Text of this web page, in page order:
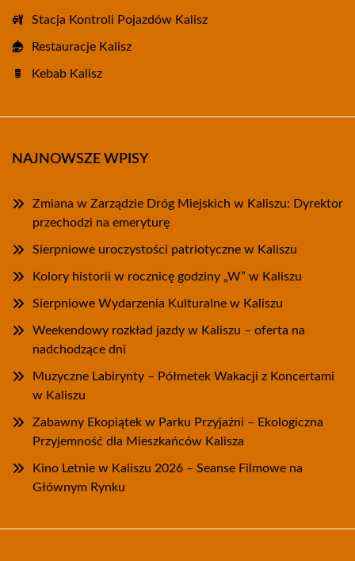
Stacja Kontroli Pojazdów Kalisz
Restauracje Kalisz
Kebab Kalisz
NAJNOWSZE WPISY
Zmiana w Zarządzie Dróg Miejskich w Kaliszu: Dyrektor
przechodzi na emeryturę
Sierpniowe uroczystości patriotyczne w Kaliszu
Kolory historii w rocznicę godziny „W” w Kaliszu
Sierpniowe Wydarzenia Kulturalne w Kaliszu
Weekendowy rozkład jazdy w Kaliszu – oferta na
nadchodzące dni
Muzyczne Labirynty – Półmetek Wakacji z Koncertami
w Kaliszu
Zabawny Ekopiątek w Parku Przyjaźni – Ekologiczna
Przyjemność dla Mieszkańców Kalisza
Kino Letnie w Kaliszu 2026 – Seanse Filmowe na
Głównym Rynku